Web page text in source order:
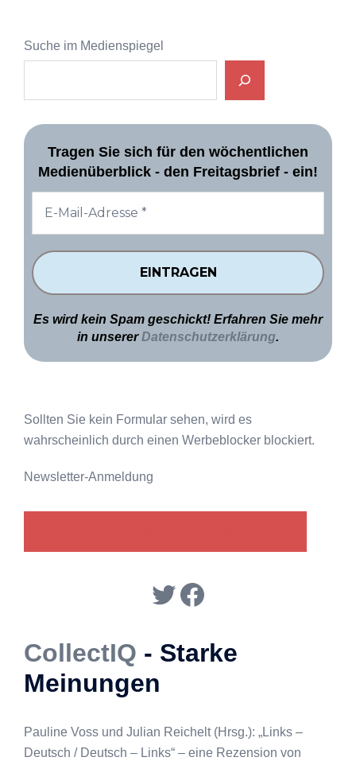
Suche im Medienspiegel
Tragen Sie sich für den wöchentlichen
Medienüberblick - den Freitagsbrief - ein!
Es wird kein Spam geschickt! Erfahren Sie mehr
in unsererDatenschutzerklärung.
Sollten Sie kein Formular sehen, wird es
wahrscheinlich durch einen Werbeblocker blockiert.
Newsletter-Anmeldung
Twitter
Facebook
CollectIQ - Starke
Meinungen
Pauline Voss und Julian Reichelt (Hrsg.): „Links –
Deutsch / Deutsch – Links“ – eine Rezension von